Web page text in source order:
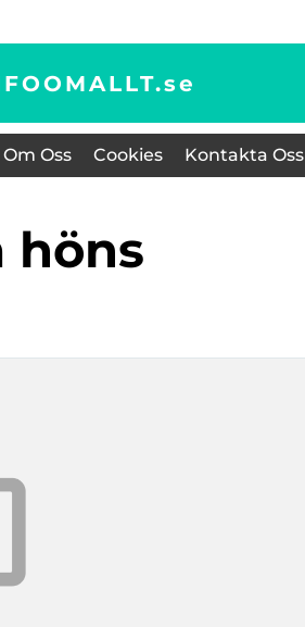
se
Om Oss Cookies Kontakta Oss
höns